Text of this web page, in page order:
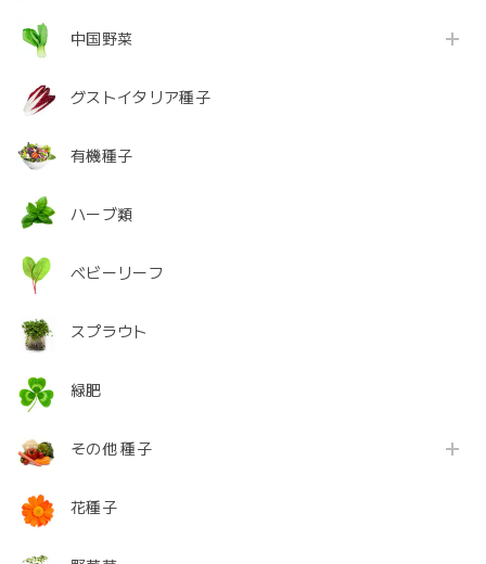
中国野菜
グストイタリア種子
有機種子
ハーブ類
ベビーリーフ
スプラウト
緑肥
その他 種子
花種子